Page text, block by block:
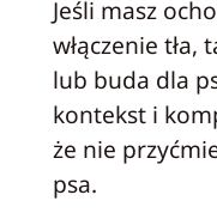
Jeśli masz
włączenie
lub buda dla
kontekst i
że nie
psa.